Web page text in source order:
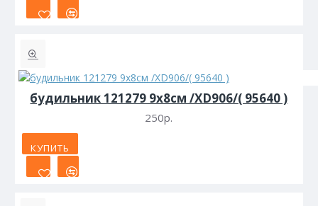
будильник 121279 9х8см /XD906/( 95640 )
250р.
КУПИТЬ